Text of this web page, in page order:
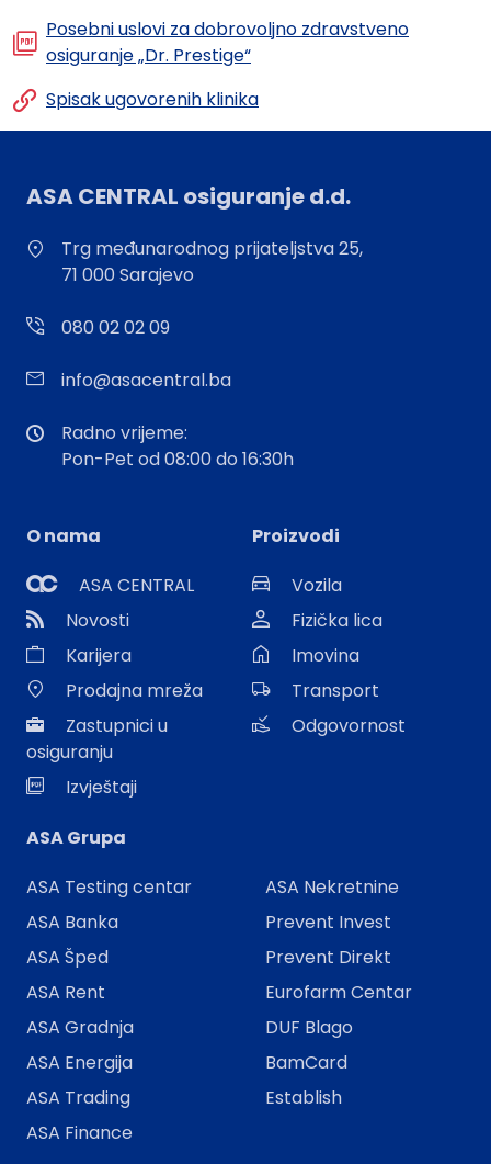
Posebni uslovi za dobrovoljno zdravstveno
osiguranje „Dr. Prestige“
Spisak ugovorenih klinika
ASA CENTRAL osiguranje d.d.
Trg međunarodnog prijateljstva 25,
71 000 Sarajevo
080 02 02 09
info@asacentral.ba
Radno vrijeme:
Pon-Pet od 08:00 do 16:30h
O nama
ASA CENTRAL
Novosti
Karijera
Prodajna mreža
Zastupnici u
osiguranju
Izvještaji
Proizvodi
Vozila
Fizička lica
Imovina
Transport
Odgovornost
ASA Grupa
ASA Testing centar
ASA Banka
ASA Šped
ASA Rent
ASA Gradnja
ASA Energija
ASA Trading
ASA Finance
ASA Nekretnine
Prevent Invest
Prevent Direkt
Eurofarm Centar
DUF Blago
BamCard
Establish